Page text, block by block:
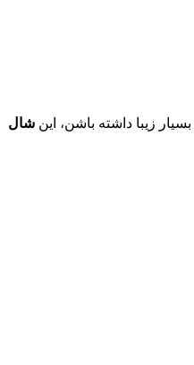
زیبا داشته باشن، این شال